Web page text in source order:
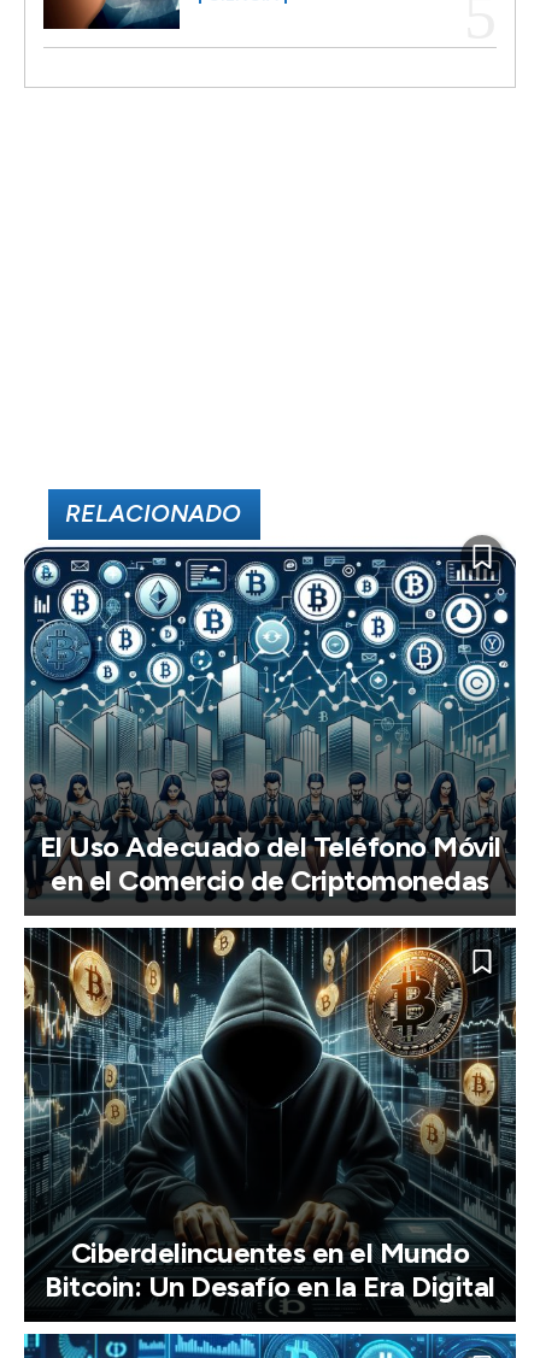
RELACIONADO
El Uso Adecuado del Teléfono Móvil
en el Comercio de Criptomonedas
Ciberdelincuentes en el Mundo
Bitcoin: Un Desafío en la Era Digital